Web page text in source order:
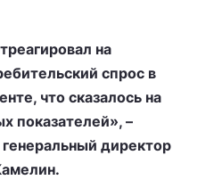
на
спрос в
что сказалось на
показателей», –
директор